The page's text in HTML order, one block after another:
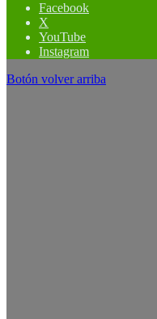
Facebook
X
YouTube
Instagram
Botón volver arriba